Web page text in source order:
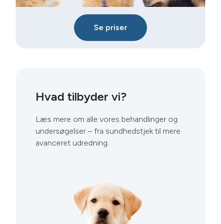
Se priser
Hvad tilbyder vi?
Læs mere om alle vores behandlinger og
undersøgelser – fra sundhedstjek til mere
avanceret udredning.